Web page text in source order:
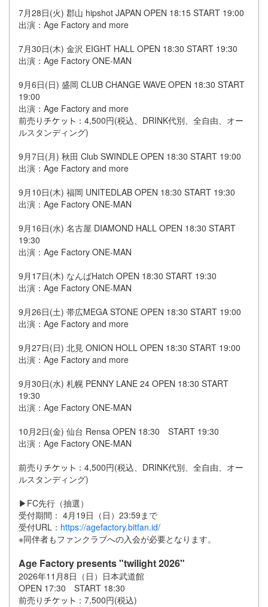
7月28日(火) 郡山 hipshot JAPAN OPEN 18:15 START 19:00
出演：Age Factory and more
7月30日(木) 金沢 EIGHT HALL OPEN 18:30 START 19:30
出演：Age Factory ONE-MAN
9月6日(日) 盛岡 CLUB CHANGE WAVE OPEN 18:30 START
19:00
出演：Age Factory and more
前売り
：4,500円(税込、DRINK代別、全自由、オー
ルスタンディング)
9月7日(月) 秋田 Club SWINDLE OPEN 18:30 START 19:00
出演：Age Factory and more
9月10日(木) 福岡 UNITEDLAB OPEN 18:30 START 19:30
出演：Age Factory ONE-MAN
9月16日(水) 名古屋 DIAMOND HALL OPEN 18:30 START
19:30
出演：Age Factory ONE-MAN
9月17日(木) なんばHatch OPEN 18:30 START 19:30
出演：Age Factory ONE-MAN
9月26日(土) 帯広MEGA STONE OPEN 18:30 START 19:00
出演：Age Factory and more
9月27日(日) 北見 ONION HOLL OPEN 18:30 START 19:00
出演：Age Factory and more
9月30日(水) 札幌 PENNY LANE 24 OPEN 18:30 START
19:30
出演：Age Factory ONE-MAN
10月2日(金) 仙台 Rensa OPEN 18:30 START 19:30
出演：Age Factory ONE-MAN
前売り
：4,500円(税込、DRINK代別、全自由、オー
ルスタンディング)
▶︎FC先行（抽選）
受付期間： 4月19日（日）23:59まで
受付URL： https://agefactory.bitfan.id/
※同伴者もファンクラブへの入会が必要となります。
Age Factory presents "twilight 2026"
2026年11月8日（日）日本武道館
OPEN 17:30 START 18:30
前売り
：7,500円(税込)